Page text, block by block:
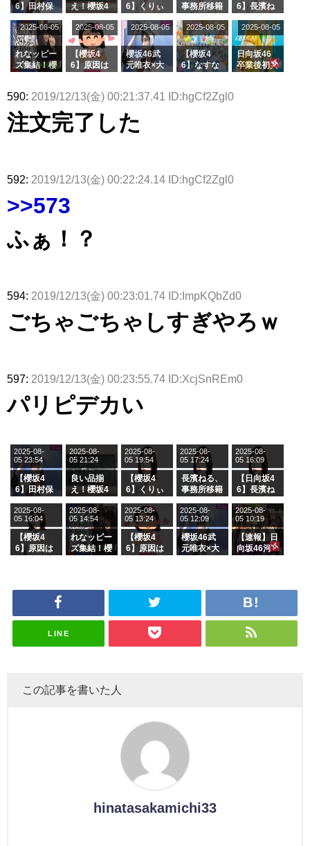
演決定
演】
【激レアさ
きた。】
6】田村保
ージを脱い
でいた理由
え！櫻坂4
グル『Mak
e or Brea
k』オフィ
シャルグッ
ズ絶賛販売
6】くりぃ
の2人を手
玉に取る大
沼晶保【く
りぃむナン
タラ】
事務所移籍
属を発表
6】長濱ね
ら移籍しフ
ラーム所属
に。これで
事務所に所
属している
れなッピー
ズ集結！櫻
理子、8/6
「ラヴィッ
ト！」水曜
スタジオ出
2025-08-05
【櫻坂4
6】原因は
uddiesを
る...
2025-08-05
櫻坂46武
元唯衣×大
カップお姉
【くりぃむ
ナンタラ】
2025-08-05
【櫻坂4
6】なすな
2曲目っ
2025-08-05
日向坂46
卒業後初共
2025-08-05
590: 2019/12/13(金) 00:21:37.41 ID:hgCf2Zgl0
注文完了した
592: 2019/12/13(金) 00:22:24.14 ID:hgCf2Zgl0
>>573
ふぁ！？
594: 2019/12/13(金) 00:23:01.74 ID:ImpKQbZd0
ごちゃごちゃしすぎやろｗ
597: 2019/12/13(金) 00:23:55.74 ID:XcjSnREm0
パリピデカい
【櫻坂4
6】田村保
ージを脱い
でいた理由
2025-08-
05 23:54
良い品揃
え！櫻坂4
グル『Mak
e or Brea
k』オフィ
シャルグッ
ズ絶賛販売
2025-08-
05 21:24
【櫻坂4
6】くりぃ
の2人を手
玉に取る大
沼晶保【く
りぃむナン
タラ】
2025-08-
05 19:54
長濱ねる、
事務所移籍
属を発表
2025-08-
05 17:24
【日向坂4
6】長濱ね
ら移籍しフ
ラーム所属
に。これで
事務所に所
属している
がこちら
2025-08-
05 16:09
【櫻坂4
6】原因は
ざわつかせ
2025-08-
05 16:04
れなッピー
ズ集結！櫻
「ラヴィッ
スタジオ出
2025-08-
05 14:54
【櫻坂4
6】原因は
ざわつかせ
2025-08-
05 13:24
櫻坂46武
元唯衣×大
さんに恐怖
ナンタラ】
2025-08-
05 12:09
【速報】日
向坂46河
2025-08-
05 10:19
LINE
この記事を書いた人
hinatasakamichi33